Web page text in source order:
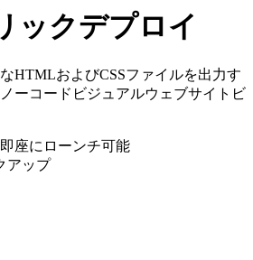
ックデプロイ
HTMLおよびCSSファイルを出力す
ーコードビジュアルウェブサイトビ
座にローンチ可能
アップ